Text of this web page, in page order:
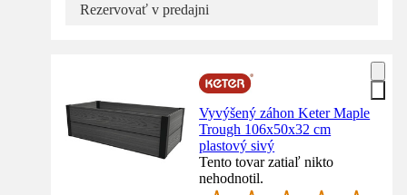
Rezervovať v predajni
Vyvýšený záhon Keter Maple
Trough 106x50x32 cm
plastový sivý
Tento tovar zatiaľ nikto
nehodnotil.